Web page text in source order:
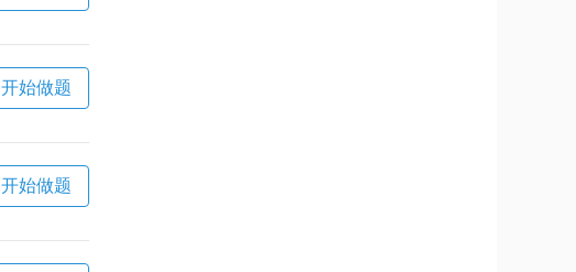
开始做题
开始做题